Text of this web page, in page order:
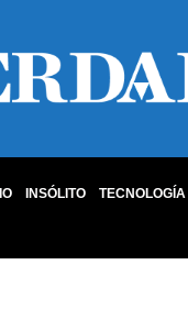
INSÓLITO TECNOLOGÍA